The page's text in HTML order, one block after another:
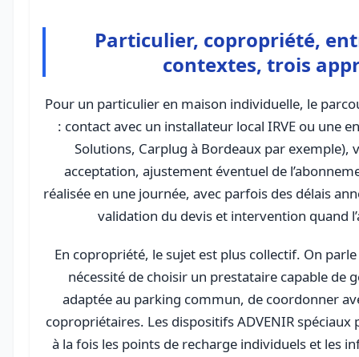
Particulier, copropriété,
contextes, trois
Pour un particulier en maison individuelle, le
: contact avec un installateur local IRVE ou une
Solutions, Carplug à Bordeaux par exemple),
acceptation, ajustement éventuel de
réalisée en une journée, avec parfois des délais
validation du devis et intervention quand
En copropriété, le sujet est plus collectif. On parle
nécessité de choisir un prestataire capable de
adaptée au parking commun, de coordonner
copropriétaires. Les dispositifs ADVENIR
à la fois les points de recharge individuels et les